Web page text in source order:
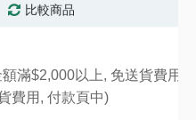
比較商品
滿$2,000以上, 免送貨費用,
費用, 付款頁中)